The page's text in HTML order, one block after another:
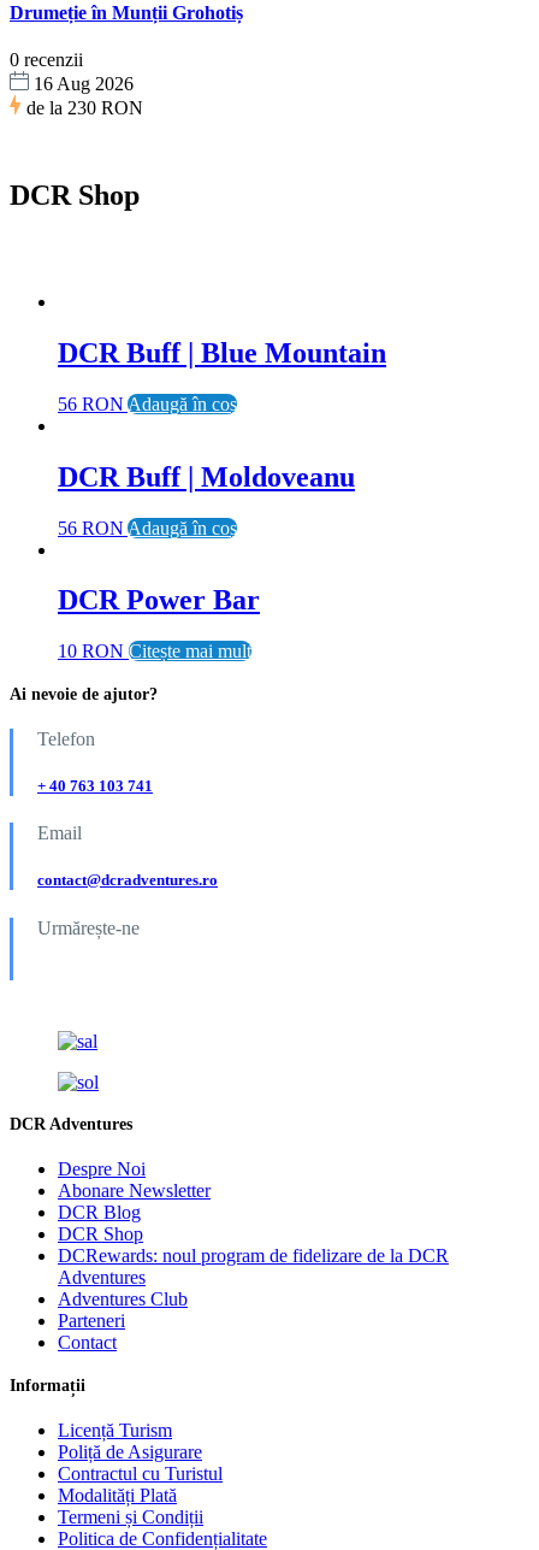
Drumeție în Munții Grohotiș
0 recenzii
16 Aug 2026
de la 230 RON
DCR Shop
DCR Buff | Blue Mountain
56 RON Adaugă în coș
DCR Buff | Moldoveanu
56 RON Adaugă în coș
DCR Power Bar
10 RON Citește mai mult
Ai nevoie de ajutor?
Telefon
+ 40 763 103 741
Email
contact@dcradventures.ro
Urmărește-ne
DCR Adventures
Despre Noi
Abonare Newsletter
DCR Blog
DCR Shop
DCRewards: noul program de fidelizare de la DCR
Adventures
Adventures Club
Parteneri
Contact
Informații
Licență Turism
Poliță de Asigurare
Contractul cu Turistul
Modalități Plată
Termeni și Condiții
Politica de Confidențialitate